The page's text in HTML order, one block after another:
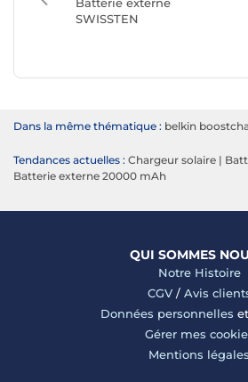
Batterie externe
SWISSTEN
Dans la même thématique : belkin
Tendances actuelles : Chargeur solaire |
Batterie externe 20000 mAh
QUI SOMMES
Notre Histoire
CGV/ Avis
Données personnelles et
Gérer mes
Mentions légales